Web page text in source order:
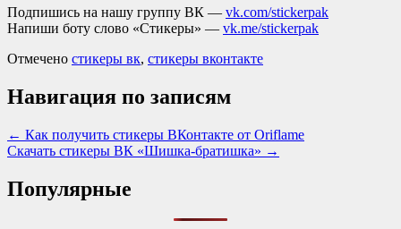
Подпишись на нашу группу ВК — vk.com/stickerpak
Напиши боту слово «Стикеры» — vk.me/stickerpak
Отмечено стикеры вк, стикеры вконтакте
Навигация по записям
← Как получить стикеры ВКонтакте от Oriflame
Скачать стикеры ВК «Шишка-братишка» →
Популярные